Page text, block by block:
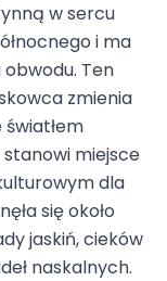
w sercu
i ma
Ten
zmienia
stanowi miejsce
dla
się około
jaskiń, cieków
naskalnych.